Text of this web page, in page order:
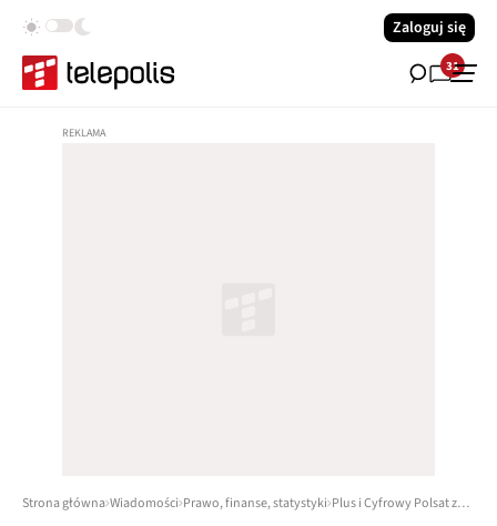
Zaloguj się
31
Strona główna Wiadomości Prawo, finanse, statystyki Plus i Cyfrowy Polsat zapłacą karę. Kręcili w sprawie ofert